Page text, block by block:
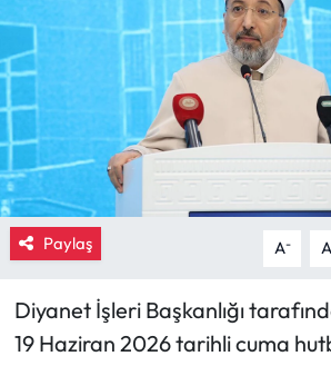
Paylaş A- A
Diyanet İşleri Başkanlığı
19 Haziran 2026 tarihli cuma
Ekonomi
Güncel
İskilip Haberleri
Kargı Haberleri
Kimdir?
Kültür Sanat